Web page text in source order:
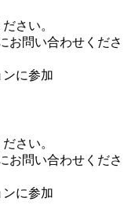
さい。
お問い合わせくださ
に参加
さい。
お問い合わせくださ
に参加